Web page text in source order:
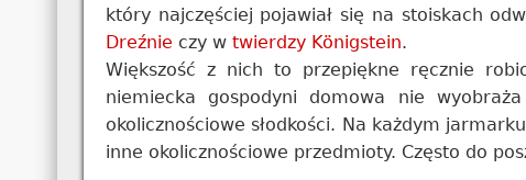
który najczęściej pojawiał się na stoiskach
Dreźnie czy w twierdzy Königstein.
Większość z nich to przepiękne ręcznie
niemiecka gospodyni domowa nie
okolicznościowe słodkości. Na każdym
inne okolicznościowe przedmioty. Często do